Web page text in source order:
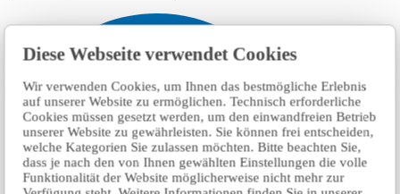
Diese Webseite verwendet Cookies
Wir verwenden Cookies, um Ihnen das bestmögliche Erlebnis
auf unserer Website zu ermöglichen. Technisch erforderliche
Cookies müssen gesetzt werden, um den einwandfreien Betrieb
unserer Website zu gewährleisten. Sie können frei entscheiden,
welche Kategorien Sie zulassen möchten. Bitte beachten Sie,
dass je nach den von Ihnen gewählten Einstellungen die volle
Funktionalität der Website möglicherweise nicht mehr zur